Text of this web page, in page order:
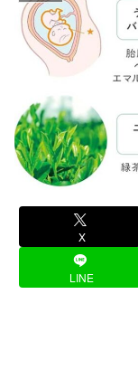
X
LINE